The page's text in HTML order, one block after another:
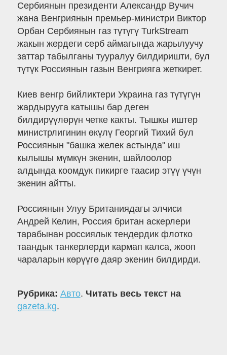
Сербиянын президенти Александр Вучич
жана Венгриянын премьер-министри Виктор
Орбан Сербиянын газ түтүгү TurkStream
жакын жердеги серб аймагында жарылуучу
заттар табылганы тууралуу билдиришти, бул
түтүк Россиянын газын Венгрияга жеткирет.
Киев венгр бийликтери Украина газ түтүгүн
жардырууга катышы бар деген
билдирүүлөрүн четке какты. Тышкы иштер
министрлигинин өкүлү Георгий Тихий бул
Россиянын "башка желек астында" иш
кылышы мүмкүн экенин, шайлоолор
алдында коомдук пикирге таасир этүү үчүн
экенин айтты.
Россиянын Улуу Британиядагы элчиси
Андрей Келин, Россия британ аскерлери
тарабынан россиялык тендердик флотко
таандык танкерлерди кармап калса, жооп
чараларын көрүүгө даяр экенин билдирди.
Рубрика: Авто. Читать весь текст на
gazeta.kg.